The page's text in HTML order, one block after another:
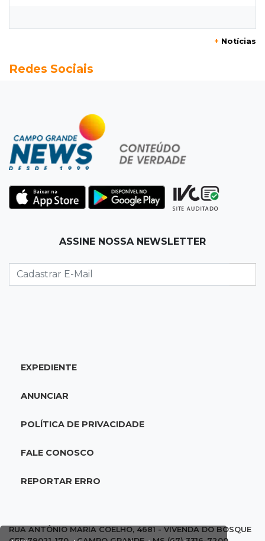
Seleções em MS têm salários de até R$ 8,2 mil;
Jardim Itatiaia
Vigia é amarrado durante roubo de carro e
dois caminhões em pátio
Corinthians vence Bragantino por 2 a 0 e sobe
para 7º no Brasileirão
Na Vila Belmiro
lugar no Brasileirão
18:33Em 2022
adolescente atropelada no Amazonas
18:15 Nubank Parque
1% da população de pets na Capital
+ Notícias
Redes Sociais
ASSINE NOSSA NEWSLETTER
EXPEDIENTE
ANUNCIAR
POLÍTICA DE PRIVACIDADE
FALE CONOSCO
REPORTAR ERRO
RUA ANTÔNIO MARIA COELHO, 4681 - VIVENDA DO BOSQUE